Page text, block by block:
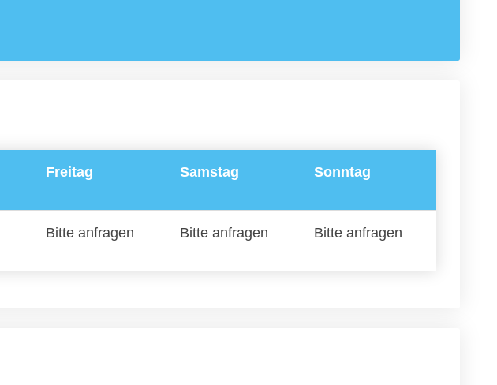
Freitag Samstag Sonntag
Bitte anfragen Bitte anfragen Bitte anfragen